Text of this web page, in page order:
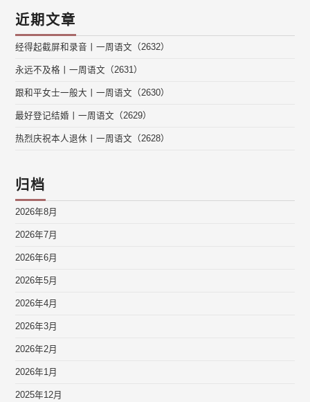
近期文章
经得起截屏和录音丨一周语文（2632）
永远不及格丨一周语文（2631）
跟和平女士一般大丨一周语文（2630）
最好登记结婚丨一周语文（2629）
热烈庆祝本人退休丨一周语文（2628）
归档
2026年8月
2026年7月
2026年6月
2026年5月
2026年4月
2026年3月
2026年2月
2026年1月
2025年12月